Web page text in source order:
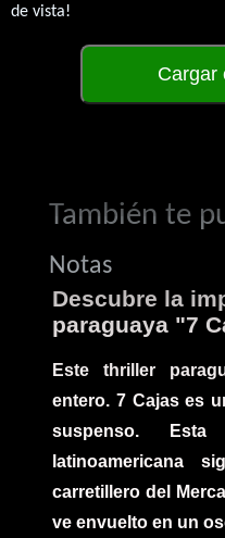
de vista!
Cargar
También te
Notas
Descubre la
paraguaya "7
Este thriller
entero. 7 Cajas es
suspenso. Esta
latinoamericana
carretillero del
ve envuelto en un